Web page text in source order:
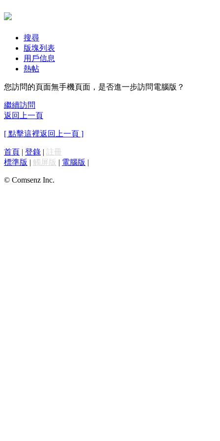
搜尋
版塊列表
用戶信息
熱帖
您訪問的頁面無手機頁面，是否進一步訪問電腦版？
繼續訪問
返回上一頁
[ 點擊這裡返回上一頁 ]
首頁 | 登錄 | 註冊
標準版 | 觸屏版 | 電腦版 |
© Comsenz Inc.